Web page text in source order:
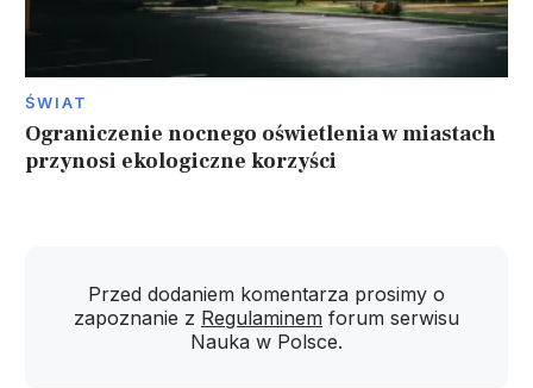
ŚWIAT
Ograniczenie nocnego oświetlenia w miastach
przynosi ekologiczne korzyści
Przed dodaniem komentarza prosimy o
zapoznanie z Regulaminem forum serwisu
Nauka w Polsce.